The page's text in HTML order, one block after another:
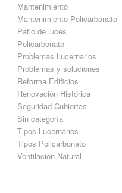
Mantenimiento
Mantenimiento Policarbonato
Patio de luces
Policarbonato
Problemas Lucernarios
Problemas y soluciones
Reforma Edificios
Renovación Histórica
Seguridad Cubiertas
Sin categoría
Tipos Lucernarios
Tipos Policarbonato
Ventilación Natural